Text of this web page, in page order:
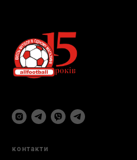
контакти